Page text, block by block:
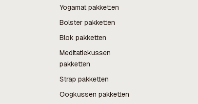
Yogamat pakketten
Bolster pakketten
Blok pakketten
Meditatiekussen
pakketten
Strap pakketten
Oogkussen pakketten